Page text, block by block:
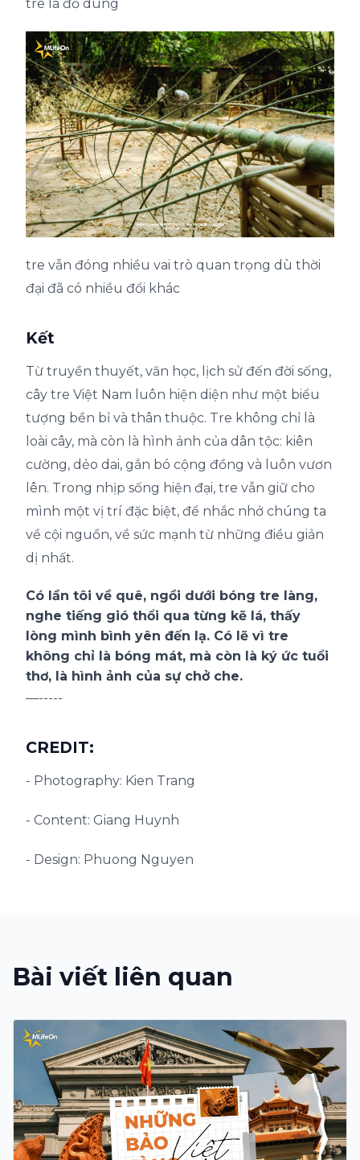
tre là đồ dùng
tre vẫn đóng nhiều vai trò quan trọng dù thời
đại đã có nhiều đổi khác
Kết
Từ truyền thuyết, văn học, lịch sử đến đời sống,
cây tre Việt Nam luôn hiện diện như một biểu
tượng bền bỉ và thân thuộc. Tre không chỉ là
loài cây, mà còn là hình ảnh của dân tộc: kiên
cường, dẻo dai, gắn bó cộng đồng và luôn vươn
lên. Trong nhịp sống hiện đại, tre vẫn giữ cho
mình một vị trí đặc biệt, để nhắc nhở chúng ta
về cội nguồn, về sức mạnh từ những điều giản
dị nhất.
Có lần tôi về quê, ngồi dưới bóng tre làng,
nghe tiếng gió thổi qua từng kẽ lá, thấy
lòng mình bình yên đến lạ. Có lẽ vì tre
không chỉ là bóng mát, mà còn là ký ức tuổi
thơ, là hình ảnh của sự chở che.
—-----
CREDIT:
- Photography: Kien Trang
- Content: Giang Huynh
- Design: Phuong Nguyen
Bài viết liên quan